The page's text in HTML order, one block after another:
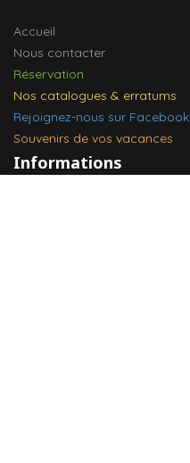
Accueil
Nous contacter
Réservation
Nos catalogues & erratums
Rejoignez-nous sur Facebook
Souvenirs de vos vacances
Informations